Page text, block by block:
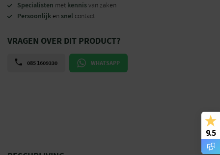
Specialisten met kennisvan zaken
Persoonlijk en snel contact
VRAGEN OVER DIT PRODUCT?
085 1609330 WHATSAPP
9.5